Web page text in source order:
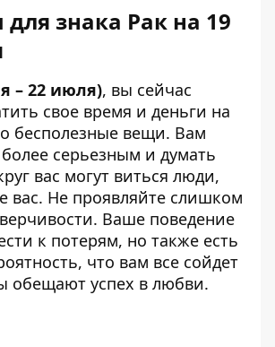
для знака Рак на 19
– 22 июля), вы сейчас
свое время и деньги на
бесполезные вещи. Вам
серьезным и думать
вас могут виться люди,
вас. Не проявляйте слишком
Ваше поведение
к потерям, но также есть
что вам все сойдет
обещают успех в любви.